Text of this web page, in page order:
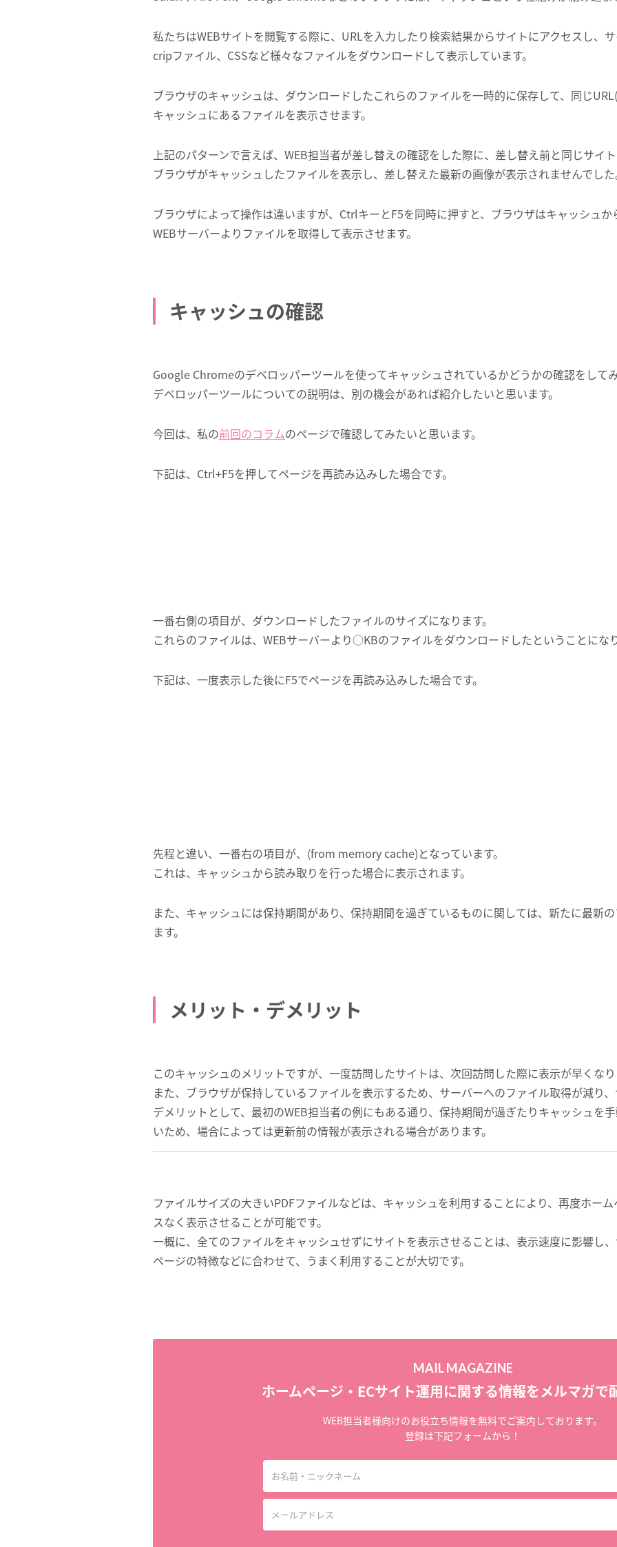
私たちはWEBサイトを閲覧する際に、URLを入力したり検索結果からサイトにアクセスし、
cripファイル、CSSなど様々なファイルをダウンロードして表示しています。
ブラウザのキャッシュは、ダウンロードしたこれらのファイルを一時的に保存して、同じ
キャッシュにあるファイルを表示させます。
上記のパターンで言えば、WEB担当者が差し替えの確認をした際に、差し替え前と同じサイ
ブラウザがキャッシュしたファイルを表示し、差し替えた最新の画像が表示されませんでし
ブラウザによって操作は違いますが、CtrlキーとF5を同時に押すと、ブラウザはキャッシュ
WEBサーバーよりファイルを取得して表示させます。
キャッシュの確認
Google Chromeのデベロッパーツールを使ってキャッシュされているかどうかの確認をして
デベロッパーツールについての説明は、別の機会があれば紹介したいと思います。
今回は、私の前回のコラムのページで確認してみたいと思います。
下記は、Ctrl+F5を押してページを再読み込みした場合です。
一番右側の項目が、ダウンロードしたファイルのサイズになります。
これらのファイルは、WEBサーバーより○KBのファイルをダウンロードしたということにな
下記は、一度表示した後にF5でページを再読み込みした場合です。
先程と違い、一番右の項目が、(from memory cache)となっています。
これは、キャッシュから読み取りを行った場合に表示されます。
また、キャッシュには保持期間があり、保持期間を過ぎているものに関しては、新たに最新
ます。
メリット・デメリット
このキャッシュのメリットですが、一度訪問したサイトは、次回訪問した際に表示が早くな
また、ブラウザが保持しているファイルを表示するため、サーバーへのファイル取得が減り
デメリットとして、最初のWEB担当者の例にもある通り、保持期間が過ぎたりキャッシュを
いため、場合によっては更新前の情報が表示される場合があります。
ファイルサイズの大きいPDFファイルなどは、キャッシュを利用することにより、再度ホー
スなく表示させることが可能です。
一概に、全てのファイルをキャッシュせずにサイトを表示させることは、表示速度に影響し
ページの特徴などに合わせて、うまく利用することが大切です。
MAIL MAGAZINE
ホームページ・ECサイト運用に関する情報をメルマガで
WEB担当者様向けのお役立ち情報を無料でご案内しております。
登録は下記フォームから！